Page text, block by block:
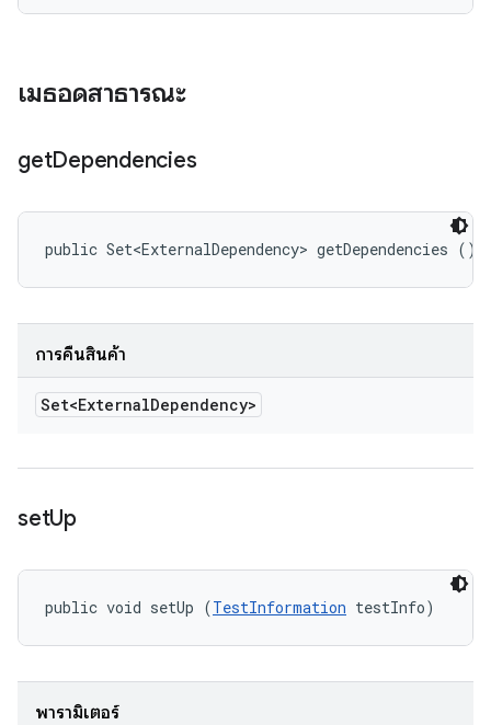
เมธอดสาธารณะ
getDependencies
public Set<ExternalDependency> getDependencies ()
การคืนสินค้า
Set<ExternalDependency>
setUp
public void setUp (TestInformation testInfo)
พารามิเตอร์